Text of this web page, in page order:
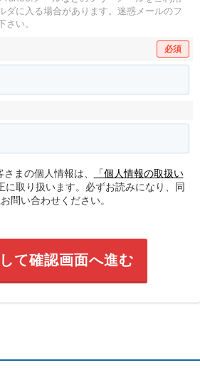
に入る場合があります。 迷惑メールのフ
い。
必須
まの個人情報は、
「個人情報の取扱い
に取り扱います。必ずお読みになり、同
問い合わせください。
て確認画面へ進む